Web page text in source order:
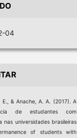
04
E., & Anache, A. A. (2017). A
de estudantes com
nas universidades brasileiras
of students with